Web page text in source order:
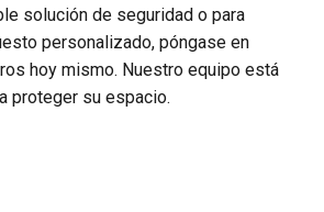
solución de seguridad o para
personalizado, póngase en
hoy mismo. Nuestro equipo está
proteger su espacio.